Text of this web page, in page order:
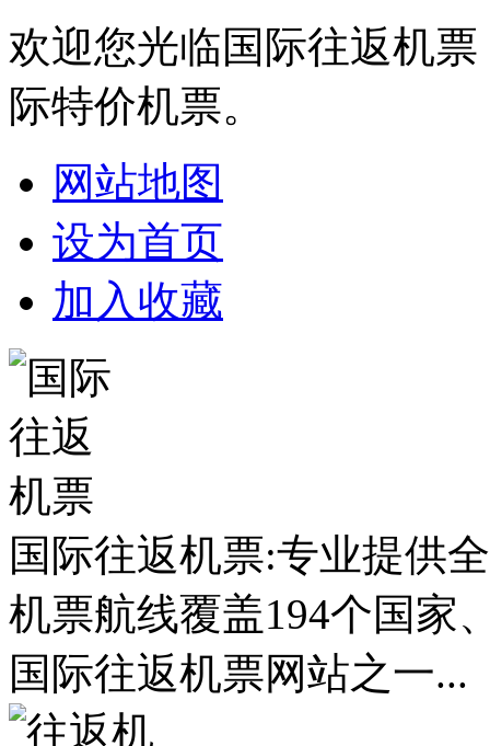
欢迎您光临国际往返机
际特价机票。
网站地图
设为首页
加入收藏
国际往返机票:专业提供
机票航线覆盖194个国家
国际往返机票网站之一...